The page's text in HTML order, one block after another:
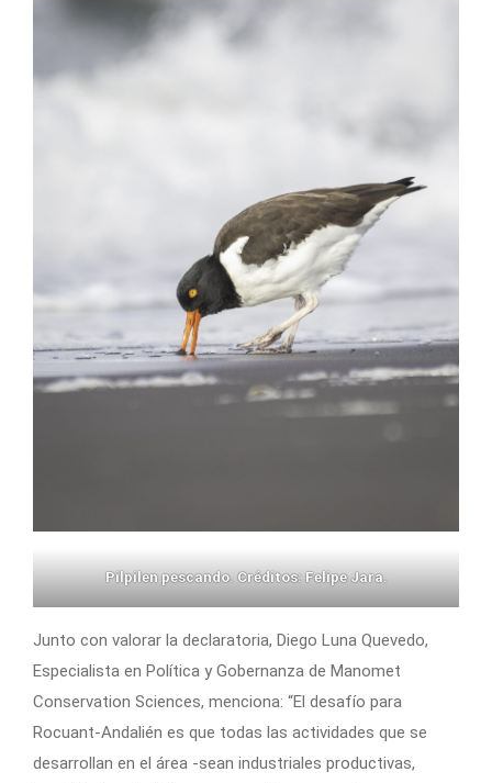
Pilpilen pescando. Créditos: Felipe Jara.
Junto con valorar la declaratoria, Diego Luna Quevedo,
Especialista en Política y Gobernanza de Manomet
Conservation Sciences, menciona: “El desafío para
Rocuant-Andalién es que todas las actividades que se
desarrollan en el área -sean industriales productivas,